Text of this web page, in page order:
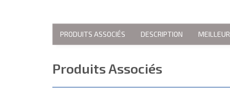
PRODUITS ASSOCIÉS DESCRIPTION
Produits Associés